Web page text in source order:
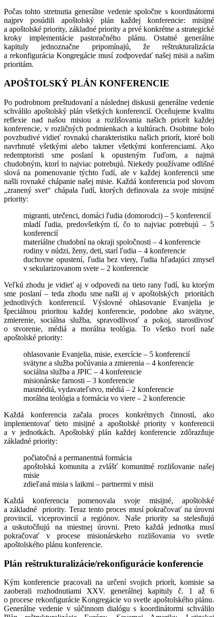
Počas tohto stretnutia generálne vedenie spoločne s koordinátormi
najprv posúdili apoštolský plán každej konferencie: misijné
a apoštolské priority, základné priority a prvé konkrétne a strategické
kroky implementácie pastoračného plánu. Ostatné generálne
kapituly jednoznačne pripomínajú, že reštrukturalizácia
a rekonfigurácia Kongregácie musí zodpovedať našej misii a našim
prioritám.
APOŠTOLSKÝ PLÁN KONFERENCIE
Po podrobnom preštudovaní a následnej diskusii generálne vedenie
schválilo apoštolský plán všetkých konferencií. Oceňujeme kvalitu
reflexie nad našou misiou a rozlišovania našich priorít každej
konferencie, v rozličných podmienkach a kultúrach. Osobitne bolo
povzbudivé vidieť rovnakú charakteristiku našich priorít, ktoré boli
navrhnuté všetkými alebo takmer všetkými konferenciami. Ako
redemptoristi sme poslaní k opusteným ľuďom, a najmä
chudobným, ktorí to najviac potrebujú. Niekedy používame odlišné
slová na pomenovanie týchto ľudí, ale v každej konferencii sme
našli rovnaké chápanie našej misie. Každá konferencia pod slovom
„zranený svet“ chápala ľudí, ktorých definovala za svoje misijné
priority:
migranti, utečenci, domáci ľudia (domorodci) – 5 konferencií
mladí ľudia, predovšetkým tí, čo to najviac potrebujú – 5
konferencií
materiálne chudobní na okraji spoločnosti – 4 konferencie
rodiny v núdzi, ženy, deti, starí ľudia – 4 konferencie
duchovne opustení, ľudia bez viery, ľudia hľadajúci zmysel
v sekularizovanom svete – 2 konferencie
Veľkú zhodu je vidieť aj v odpovedi na tieto rany ľudí, ku ktorým
sme poslaní – teda zhodu sme našli aj v apoštolských prioritách
jednotlivých konferencií. Výslovné ohlasovanie Evanjelia je
špeciálnou prioritou každej konferencie, podobne ako svätyne,
zmierenie, sociálna služba, spravodlivosť a pokoj, starostlivosť
o stvorenie, médiá a morálna teológia. To všetko tvorí naše
apoštolské priority:
ohlasovanie Evanjelia, misie, exercície – 5 konferencií
svätyne a služba počúvania a zmierenia – 4 konferencie
sociálna služba a JPIC – 4 konferencie
misionárske farnosti – 3 konferencie
masmédiá, vydavateľstvo, médiá – 2 konferencie
morálna teológia a formácia vo viere – 2 konferencie
Každá konferencia začala proces konkrétnych činností, ako
implementovať tieto misijné a apoštolské priority v konferencii
a v jednotkách. Apoštolský plán každej konferencie zdôrazňuje
základné priority:
počiatočná a permanentná formácia
apoštolská komunita a zvlášť komunitné rozlišovanie našej
misie
zdieľaná misia s laikmi – partnermi v misii
Každá konferencia pomenovala svoje misijné, apoštolské
a základné priority. Teraz tento proces musí pokračovať na úrovni
provincií, viceprovincií a regiónov. Naše priority sa stelesňujú
a uskutočňujú na miestnej úrovni. Preto každá jednotka musí
pokračovať v procese misionárskeho rozlišovania vo svetle
apoštolského plánu konferencie.
Plán reštrukturalizácie/rekonfigurácie konferencie
Kým konferencie pracovali na určení svojich priorít, komisie sa
zaoberali rozhodnutiami XXV. generálnej kapituly č. 1 až 6
o procese rekonfigurácie Kongregácie vo svetle apoštolského plánu.
Generálne vedenie v súčinnom dialógu s koordinátormi schválilo